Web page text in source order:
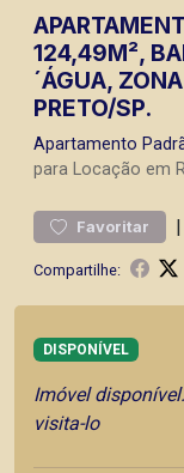
124,49M²,
´ÁGUA,
PRETO/SP.
Apartamento
para Locação em
Favoritar |
Compartilhe:
DISPONÍVEL
Imóvel
visita-lo